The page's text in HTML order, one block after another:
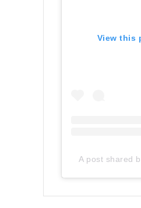
View this
A post shared